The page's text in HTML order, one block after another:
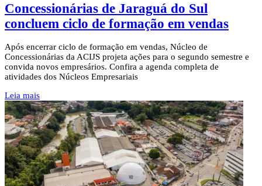
Concessionárias de Jaraguá do Sul
concluem ciclo de formação em vendas
Após encerrar ciclo de formação em vendas, Núcleo de
Concessionárias da ACIJS projeta ações para o segundo semestre e
convida novos empresários. Confira a agenda completa de
atividades dos Núcleos Empresariais
Leia mais